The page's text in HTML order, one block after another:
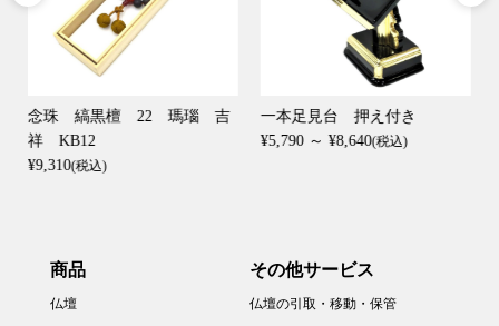
念珠 縞黒檀 22 瑪瑙 吉
祥 KB12
¥9,310(税込)
一本足見台 押え付き
¥5,790 ～ ¥8,640(税込)
商品
仏壇
その他サービス
仏壇の引取・移動・保管